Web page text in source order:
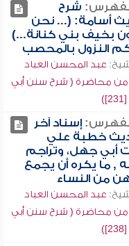
شرح
أسامة: (... نحن
بخيف بني كنانة...)
النزول بالمحصب
عبد المحسن العباد
من محاضرة ( شرح سنن أبي
إسناد آخر
خطبة علي
أبي جهل، وتراجم
, ما يكره أن يجمع
من النساء
عبد المحسن العباد
من محاضرة ( شرح سنن أبي